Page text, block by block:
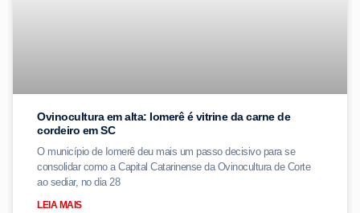
Ovinocultura em alta: Iomerê é vitrine da carne de
cordeiro em SC
O município de Iomerê deu mais um passo decisivo para se
consolidar como a Capital Catarinense da Ovinocultura de Corte
ao sediar, no dia 28
LEIA MAIS